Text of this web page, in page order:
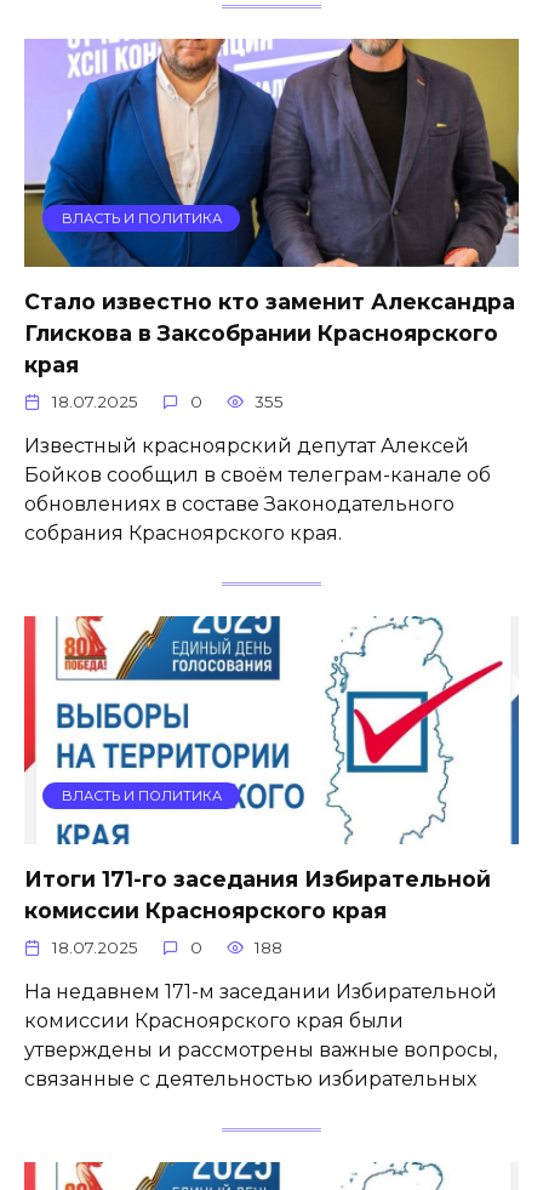
ВЛАСТЬ И ПОЛИТИКА
Стало известно кто заменит Александра
Глискова в Заксобрании Красноярского
края
18.07.2025 0 355
Известный красноярский депутат Алексей
Бойков сообщил в своём телеграм-канале об
обновлениях в составе Законодательного
собрания Красноярского края.
ВЛАСТЬ И ПОЛИТИКА
Итоги 171-го заседания Избирательной
комиссии Красноярского края
18.07.2025 0 188
На недавнем 171-м заседании Избирательной
комиссии Красноярского края были
утверждены и рассмотрены важные вопросы,
связанные с деятельностью избирательных